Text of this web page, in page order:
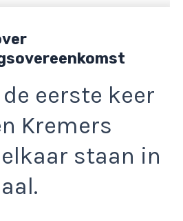
eerste keer
Kremers
staan in